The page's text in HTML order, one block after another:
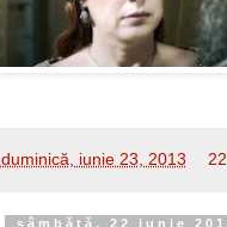
duminică, iunie 23, 2013
sâmbătă, 22 iunie